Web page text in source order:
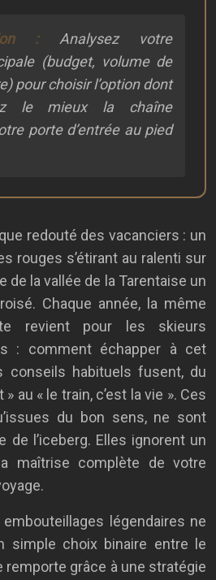
:Analysez votre
(budget, volume de
pour choisir l’option dont
le mieux la chaîne
porte d’entrée au pied
redouté des vacanciers : un
rouges s’étirant au ralenti sur
de la vallée de la Tarentaise un
Chaque année, la même
revient pour les skieurs
: comment échapper à cet
conseils habituels fusent, du
au « le train, c’est la vie ». Ces
du bon sens, ne sont
de l’iceberg. Elles ignorent un
maîtrise complète de votre
légendaires ne
simple choix binaire entre le
remporte grâce à une stratégie